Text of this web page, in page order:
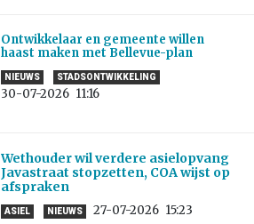
Ontwikkelaar en gemeente willen
haast maken met Bellevue-plan
NIEUWS STADSONTWIKKELING
30-07-2026 11:16
Wethouder wil verdere asielopvang
Javastraat stopzetten, COA wijst op
afspraken
ASIEL NIEUWS 27-07-2026 15:23